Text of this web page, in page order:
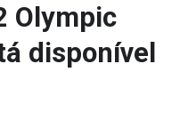
Olympic
disponível